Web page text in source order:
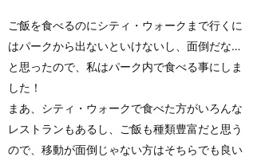
ご飯を食べるのにシティ・ウォークまで行くに
はパークから出ないといけないし、面倒だな…
と思ったので、私はパーク内で食べる事にしま
した！
まあ、シティ・ウォークで食べた方がいろんな
レストランもあるし、ご飯も種類豊富だと思う
ので、移動が面倒じゃない方はそちらでも良い